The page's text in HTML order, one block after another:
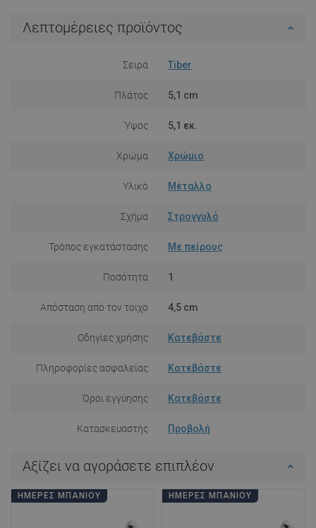
Λεπτομέρειες προϊόντος
Σειρά Tiber
Πλάτος 5,1 cm
Ύψος 5,1 εκ.
Χρώμα Χρώμιο
Υλικό Μέταλλο
Σχήμα Στρογγυλό
Τρόπος εγκατάστασης Με πείρους
Ποσότητα 1
Απόσταση από τον τοίχο 4,5 cm
Οδηγίες χρήσης Κατεβάστε
Πληροφορίες ασφαλείας Κατεβάστε
Όροι εγγύησης Κατεβάστε
Κατασκευαστής Προβολή
Αξίζει να αγοράσετε επιπλέον
ΗΜΈΡΕΣ ΜΠΆΝΙΟΥ ΗΜΈΡΕΣ ΜΠΆΝΙΟΥ